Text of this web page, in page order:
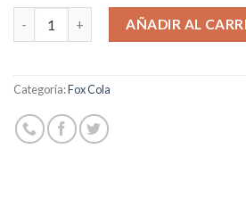
AÑADIR AL
Categoría:Fox Cola